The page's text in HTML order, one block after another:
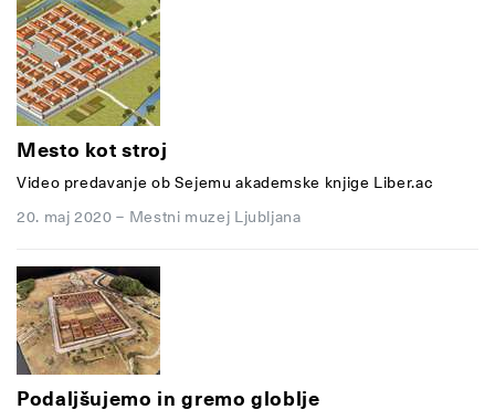
Mesto kot stroj
Video predavanje ob Sejemu akademske knjige Liber.ac
20. maj 2020 – Mestni muzej Ljubljana
Podaljšujemo in gremo globlje